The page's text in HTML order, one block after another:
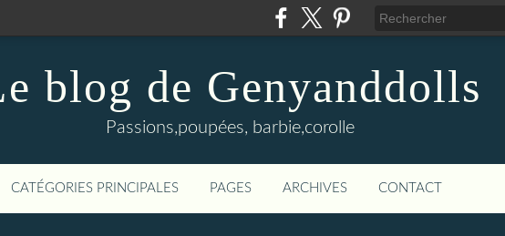
blog de Genyanddolls
Passions,poupées, barbie,corolle
CATÉGORIES PRINCIPALES PAGES ARCHIVES CONTACT